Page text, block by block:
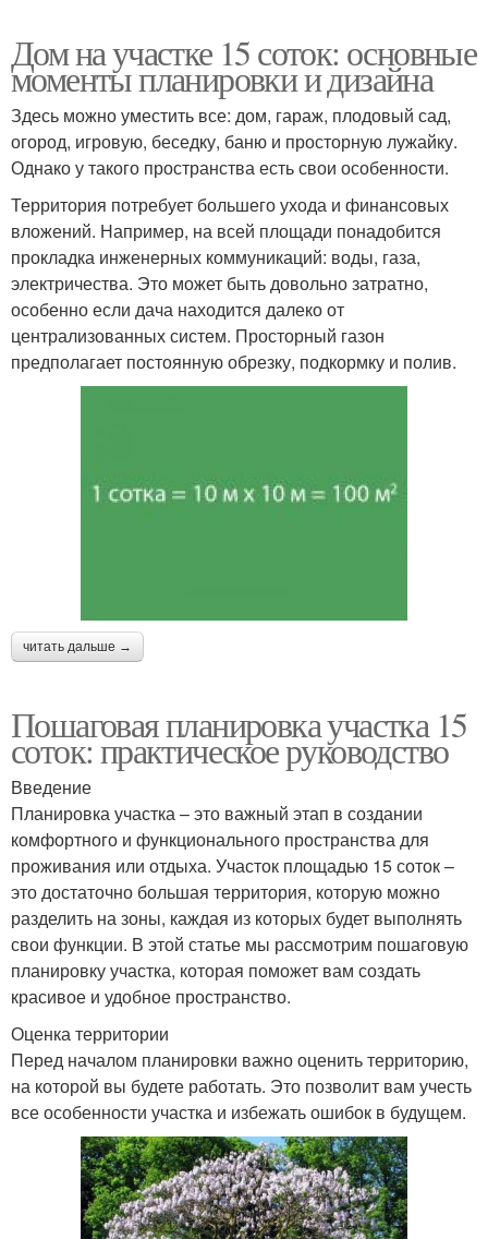
Дом на участке 15 соток: основные
моменты планировки и дизайна
Здесь можно уместить все: дом, гараж, плодовый сад,
огород, игровую, беседку, баню и просторную лужайку.
Однако у такого пространства есть свои особенности.
Территория потребует большего ухода и финансовых
вложений. Например, на всей площади понадобится
прокладка инженерных коммуникаций: воды, газа,
электричества. Это может быть довольно затратно,
особенно если дача находится далеко от
централизованных систем. Просторный газон
предполагает постоянную обрезку, подкормку и полив.
читать дальше →
Пошаговая планировка участка 15
соток: практическое руководство
Введение
Планировка участка – это важный этап в создании
комфортного и функционального пространства для
проживания или отдыха. Участок площадью 15 соток –
это достаточно большая территория, которую можно
разделить на зоны, каждая из которых будет выполнять
свои функции. В этой статье мы рассмотрим пошаговую
планировку участка, которая поможет вам создать
красивое и удобное пространство.
Оценка территории
Перед началом планировки важно оценить территорию,
на которой вы будете работать. Это позволит вам учесть
все особенности участка и избежать ошибок в будущем.